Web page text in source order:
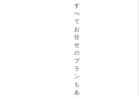
す
べ
て
お
任
せ
の
プ
ラ
ン
も
あ